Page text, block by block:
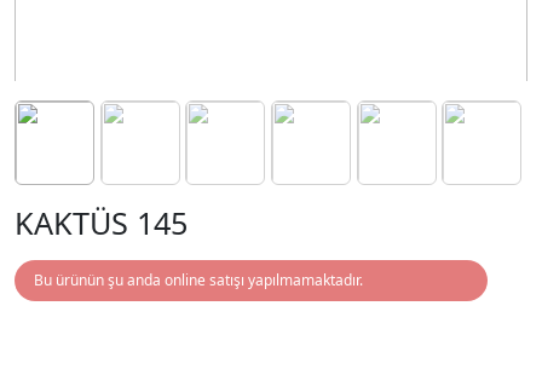
KAKTÜS 145
Bu ürünün şu anda online satışı yapılmamaktadır.